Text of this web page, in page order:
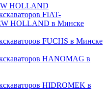
HOLLAND
FIAT-
HOLLAND в Минске
FUCHS в Минске
HANOMAG в
HIDROMEK в